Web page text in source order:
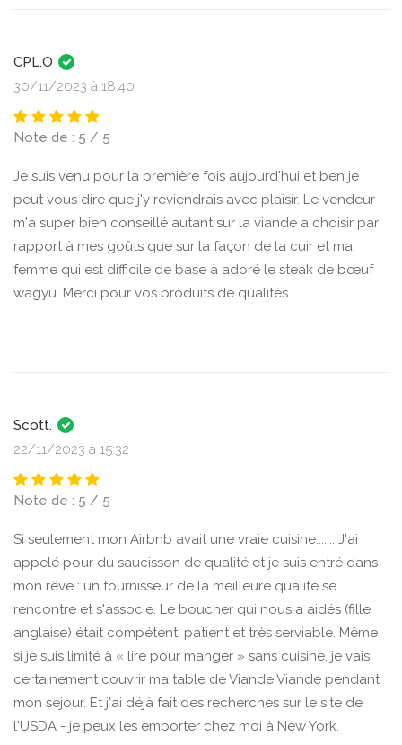
CPL.O
30/11/2023 à 18:40
Note de : 5 / 5
Je suis venu pour la première fois aujourd'hui et ben je
peut vous dire que j'y reviendrais avec plaisir. Le vendeur
m'a super bien conseillé autant sur la viande a choisir par
rapport à mes goûts que sur la façon de la cuir et ma
femme qui est difficile de base à adoré le steak de bœuf
wagyu. Merci pour vos produits de qualités.
Scott.
22/11/2023 à 15:32
Note de : 5 / 5
Si seulement mon Airbnb avait une vraie cuisine....... J'ai
appelé pour du saucisson de qualité et je suis entré dans
mon rêve : un fournisseur de la meilleure qualité se
rencontre et s'associe. Le boucher qui nous a aidés (fille
anglaise) était compétent, patient et très serviable. Même
si je suis limité à « lire pour manger » sans cuisine, je vais
certainement couvrir ma table de Viande Viande pendant
mon séjour. Et j'ai déjà fait des recherches sur le site de
l'USDA - je peux les emporter chez moi à New York.